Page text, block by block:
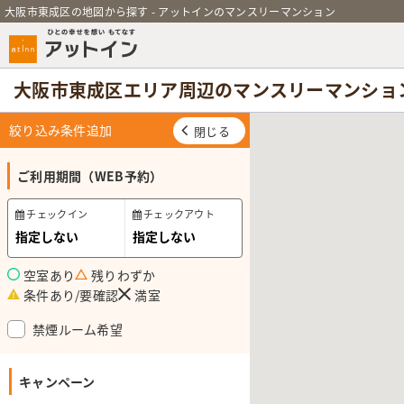
大阪市東成区の地図から探す - アットインのマンスリーマンション
大阪市東成区エリア周辺のマンスリーマンショ
絞り込み条件追加 閉じる
ご利用期間（WEB予約）
チェックイン チェックアウト
空室あり
残りわずか
条件あり/要確認
満室
禁煙ルーム希望
キャンペーン